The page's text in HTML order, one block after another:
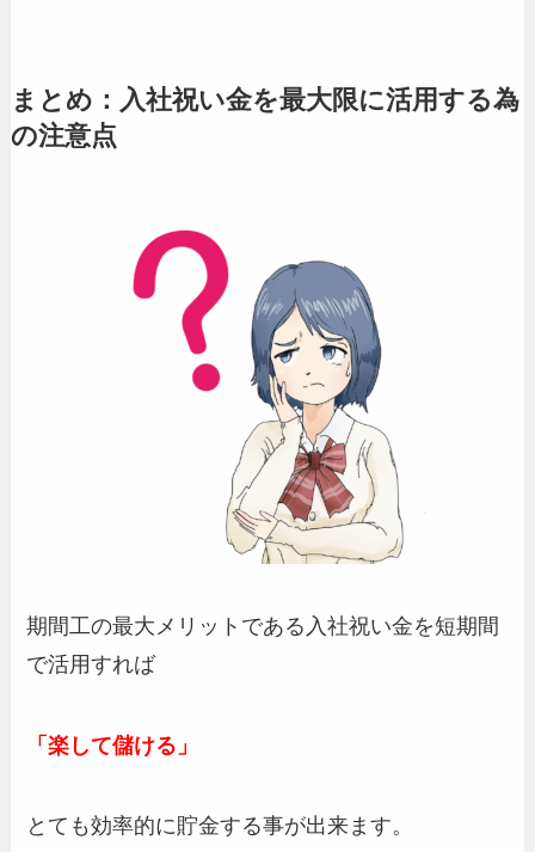
まとめ：入社祝い金を最大限に活用する為
の注意点
期間工の最大メリットである入社祝い金を短期間
で活用すれば
「楽して儲ける」
とても効率的に貯金する事が出来ます。